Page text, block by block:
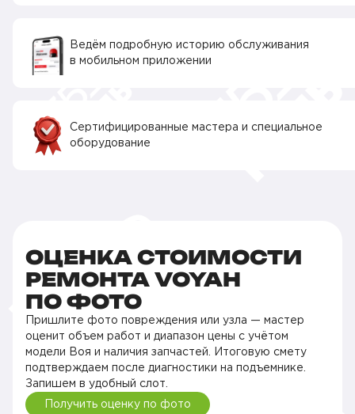
Ведём подробную историю обслуживания
в мобильном приложении
Сертифицированные мастера и специальное
оборудование
ОЦЕНКА СТОИМОСТИ
РЕМОНТА VOYAH
ПО ФОТО
Пришлите фото повреждения или узла — мастер
оценит объем работ и диапазон цены с учётом
модели Воя и наличия запчастей. Итоговую смету
подтверждаем после диагностики на подъемнике.
Запишем в удобный слот.
Получить оценку по фото